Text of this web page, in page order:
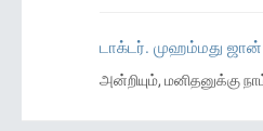
டாக்டர். முஹம்மது
அன்றியும், மனிதனுக்கு